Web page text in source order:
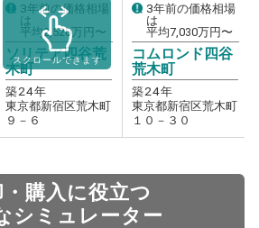
3年前の価格相場
は
平均2,520万円〜
ソリテア四谷荒
木町
築24年
東京都新宿区荒木町
９－６
3年前の価格相場
は
平均7,030万円〜
コムロンド四谷
荒木町
築24年
東京都新宿区荒木町
１０－３０
スクロールできます
購入に役立つ
シミュレーター